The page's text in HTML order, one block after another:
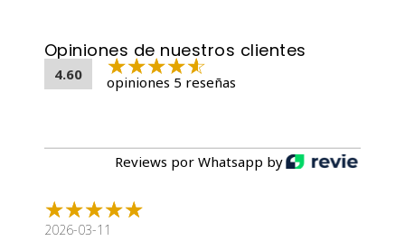
Opiniones de nuestros clientes
4.60 opiniones 5 reseñas
Reviews por Whatsapp by
2026-03-11